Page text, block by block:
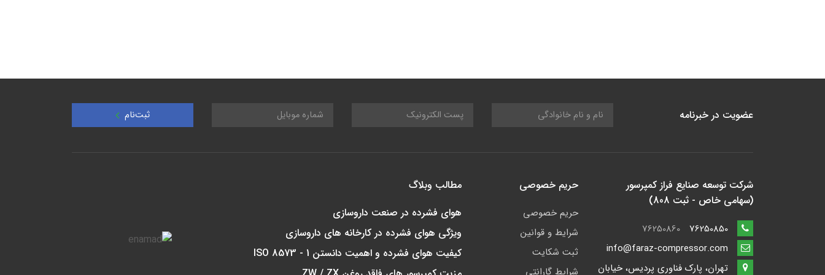
عضویت در خبرنامه ثبت‌نام
شرکت توسعه صنایع فراز کمپرسور
(سهامی خاص - ثبت 808)
76250860
تهران، پارک فناوری پردیس، خیابان
حریم خصوصی
حریم خصوصی
شرایط و قوانین
ثبت شکایت
مطالب وبلاگ
هوای فشرده در صنعت داروسازی
ویژگی هوای فشرده در کارخانه های داروسازی
کیفیت هوای فشرده و اهمیت دانستن ISO 8573 - 1